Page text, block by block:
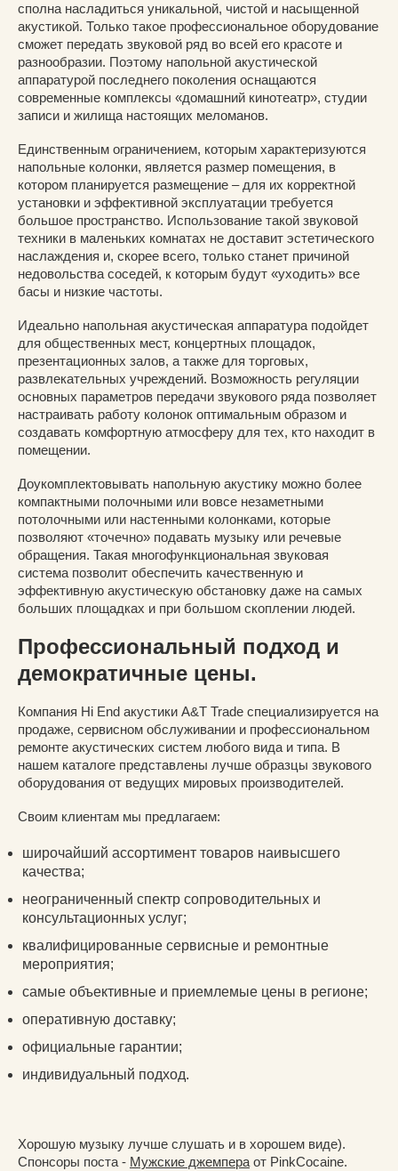
сполна насладиться уникальной, чистой и насыщенной
акустикой. Только такое профессиональное оборудование
сможет передать звуковой ряд во всей его красоте и
разнообразии. Поэтому напольной акустической
аппаратурой последнего поколения оснащаются
современные комплексы «домашний кинотеатр», студии
записи и жилища настоящих меломанов.
Единственным ограничением, которым характеризуются
напольные колонки, является размер помещения, в
котором планируется размещение – для их корректной
установки и эффективной эксплуатации требуется
большое пространство. Использование такой звуковой
техники в маленьких комнатах не доставит эстетического
наслаждения и, скорее всего, только станет причиной
недовольства соседей, к которым будут «уходить» все
басы и низкие частоты.
Идеально напольная акустическая аппаратура подойдет
для общественных мест, концертных площадок,
презентационных залов, а также для торговых,
развлекательных учреждений. Возможность регуляции
основных параметров передачи звукового ряда позволяет
настраивать работу колонок оптимальным образом и
создавать комфортную атмосферу для тех, кто находит в
помещении.
Доукомплектовывать напольную акустику можно более
компактными полочными или вовсе незаметными
потолочными или настенными колонками, которые
позволяют «точечно» подавать музыку или речевые
обращения. Такая многофункциональная звуковая
система позволит обеспечить качественную и
эффективную акустическую обстановку даже на самых
больших площадках и при большом скоплении людей.
Профессиональный подход и
демократичные цены.
Компания Hi End акустики A&T Trade специализируется на
продаже, сервисном обслуживании и профессиональном
ремонте акустических систем любого вида и типа. В
нашем каталоге представлены лучше образцы звукового
оборудования от ведущих мировых производителей.
Своим клиентам мы предлагаем:
широчайший ассортимент товаров наивысшего
качества;
неограниченный спектр сопроводительных и
консультационных услуг;
квалифицированные сервисные и ремонтные
мероприятия;
самые объективные и приемлемые цены в регионе;
оперативную доставку;
официальные гарантии;
индивидуальный подход.
Хорошую музыку лучше слушать и в хорошем виде).
Спонсоры поста - Мужские джемпера от PinkCocaine.